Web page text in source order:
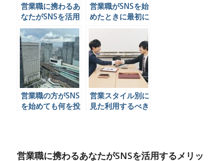
営業職に携わるあ
なたがSNSを活用
するメリットとは
営業職がSNSを始
めたときに最初に
動とは
営業職の方がSNS
を始めても何を投
いておきます
営業スタイル別に
見た利用するべき
営業職に携わるあなたがSNSを活用するメリッ